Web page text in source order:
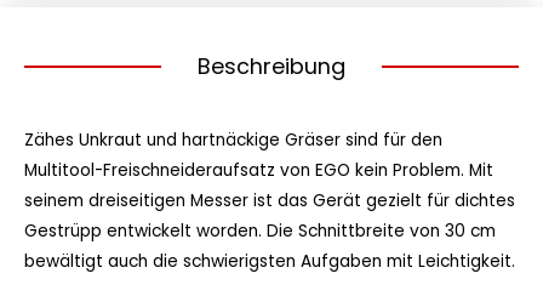
Beschreibung
Zähes Unkraut und hartnäckige Gräser sind für den
Multitool-Freischneideraufsatz von EGO kein Problem. Mit
seinem dreiseitigen Messer ist das Gerät gezielt für dichtes
Gestrüpp entwickelt worden. Die Schnittbreite von 30 cm
bewältigt auch die schwierigsten Aufgaben mit Leichtigkeit.